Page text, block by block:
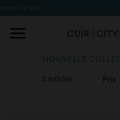
3 articles
NOUVELLE